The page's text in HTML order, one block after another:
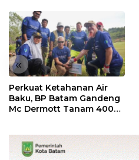
«
Perkuat Ketahanan Air
Baku, BP Batam Gandeng
Mc Dermott Tanam 400